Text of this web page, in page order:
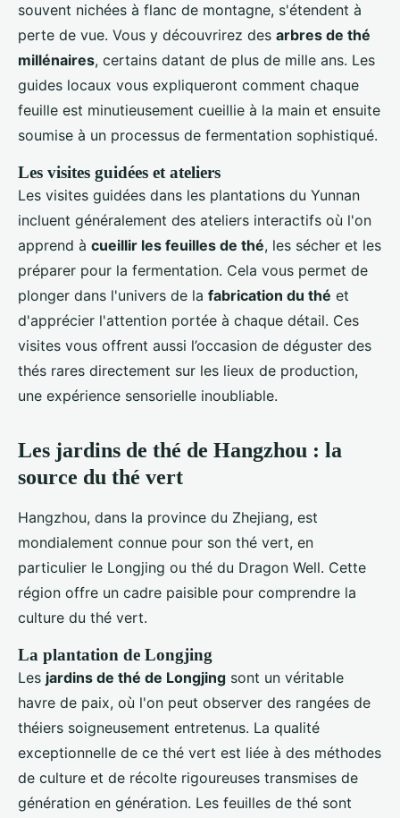
souvent nichées à flanc de montagne, s'étendent à
perte de vue. Vous y découvrirez des arbres de thé
millénaires, certains datant de plus de mille ans. Les
guides locaux vous expliqueront comment chaque
feuille est minutieusement cueillie à la main et ensuite
soumise à un processus de fermentation sophistiqué.
Les visites guidées et ateliers
Les visites guidées dans les plantations du Yunnan
incluent généralement des ateliers interactifs où l'on
apprend à cueillir les feuilles de thé, les sécher et les
préparer pour la fermentation. Cela vous permet de
plonger dans l'univers de la fabrication du thé et
d'apprécier l'attention portée à chaque détail. Ces
visites vous offrent aussi l’occasion de déguster des
thés rares directement sur les lieux de production,
une expérience sensorielle inoubliable.
Les jardins de thé de Hangzhou : la
source du thé vert
Hangzhou, dans la province du Zhejiang, est
mondialement connue pour son thé vert, en
particulier le Longjing ou thé du Dragon Well. Cette
région offre un cadre paisible pour comprendre la
culture du thé vert.
La plantation de Longjing
Les jardins de thé de Longjing sont un véritable
havre de paix, où l'on peut observer des rangées de
théiers soigneusement entretenus. La qualité
exceptionnelle de ce thé vert est liée à des méthodes
de culture et de récolte rigoureuses transmises de
génération en génération. Les feuilles de thé sont